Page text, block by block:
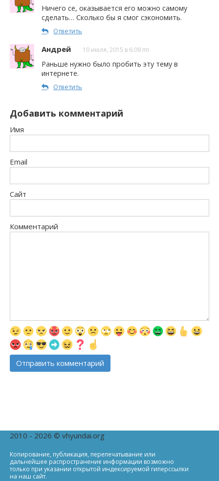
Ничего се, оказывается его можно самому
сделать… Сколько бы я смог сэкономить.
Ответить
Андрей 10 июля, 2015 в 6:09 пп
Раньше нужно было пробить эту тему в
интернете.
Ответить
Добавить комментарий
Имя
Email
Сайт
Комментарий
2010 - 2026 © vhyundai.org
Копирование, публикация, перепечатывание или
дальнейшее распространение информации возможно
только при указании открытой индексируемой гиперссылки
на наш сайт.